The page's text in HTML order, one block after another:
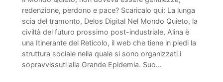
redenzione, perdono e pace? Scaricalo qui: La lunga
scia del tramonto, Delos Digital Nel Mondo Quieto, la
civiltà del futuro prossimo post-industriale, Alina è
una Itinerante del Reticolo, il web che tiene in piedi la
struttura sociale nella quale si sono organizzati i
sopravvissuti alla Grande Epidemia. Suo…